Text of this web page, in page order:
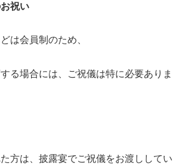
祝い
は会員制のため、
る場合には、ご祝儀は特に必要ありま
方は、披露宴でご祝儀をお渡ししてい